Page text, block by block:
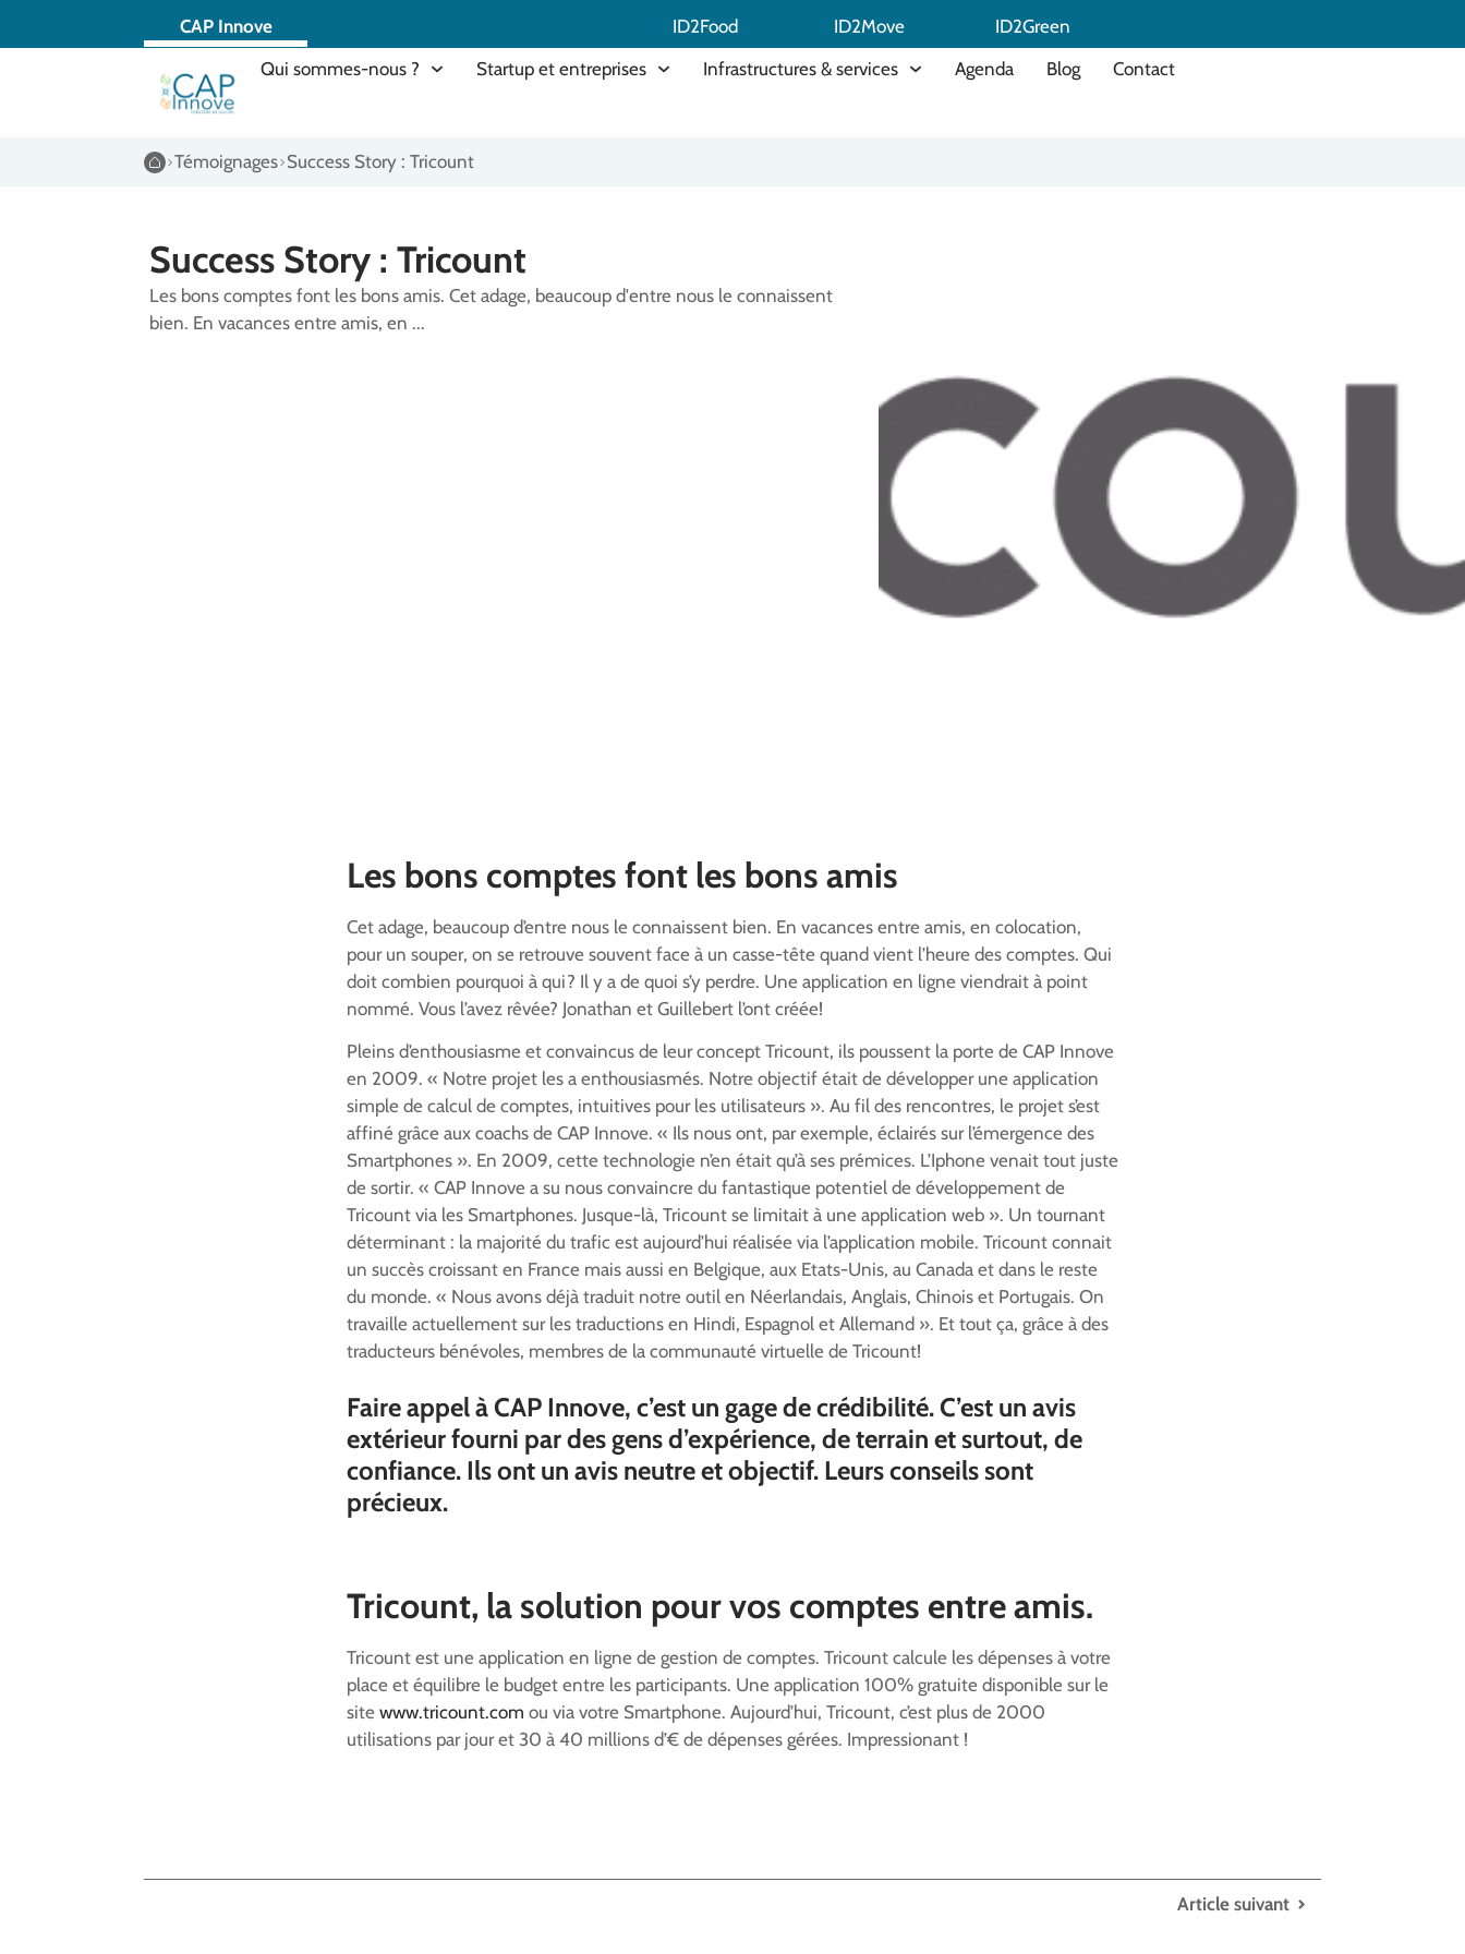
CAP Innove ID2Food ID2Move
ID2Green
Qui sommes-nous ?
Startup et entreprises Infrastructures & services Agenda Blog Contact
Témoignages Success Story : Tricount
Success Story : Tricount
Les bons comptes font les bons amis. Cet adage, beaucoup d'entre nous le connaissent
bien. En vacances entre amis, en ...
Les bons comptes font les bons amis
Cet adage, beaucoup d’entre nous le connaissent bien. En vacances entre amis, en colocation,
pour un souper, on se retrouve souvent face à un casse-tête quand vient l’heure des comptes. Qui
doit combien pourquoi à qui? Il y a de quoi s’y perdre. Une application en ligne viendrait à point
nommé. Vous l’avez rêvée? Jonathan et Guillebert l’ont créée!
Pleins d’enthousiasme et convaincus de leur concept Tricount, ils poussent la porte de CAP Innove
en 2009. « Notre projet les a enthousiasmés. Notre objectif était de développer une application
simple de calcul de comptes, intuitives pour les utilisateurs ». Au fil des rencontres, le projet s’est
affiné grâce aux coachs de CAP Innove. « Ils nous ont, par exemple, éclairés sur l’émergence des
Smartphones ». En 2009, cette technologie n’en était qu’à ses prémices. L’Iphone venait tout juste
de sortir. « CAP Innove a su nous convaincre du fantastique potentiel de développement de
Tricount via les Smartphones. Jusque-là, Tricount se limitait à une application web ». Un tournant
déterminant : la majorité du trafic est aujourd’hui réalisée via l’application mobile. Tricount connait
un succès croissant en France mais aussi en Belgique, aux Etats-Unis, au Canada et dans le reste
du monde. « Nous avons déjà traduit notre outil en Néerlandais, Anglais, Chinois et Portugais. On
travaille actuellement sur les traductions en Hindi, Espagnol et Allemand ». Et tout ça, grâce à des
traducteurs bénévoles, membres de la communauté virtuelle de Tricount!
Faire appel à CAP Innove, c’est un gage de crédibilité. C’est un avis
extérieur fourni par des gens d’expérience, de terrain et surtout, de
confiance. Ils ont un avis neutre et objectif. Leurs conseils sont
précieux.
Tricount, la solution pour vos comptes entre amis.
Tricount est une application en ligne de gestion de comptes. Tricount calcule les dépenses à votre
place et équilibre le budget entre les participants. Une application 100% gratuite disponible sur le
site www.tricount.com ou via votre Smartphone. Aujourd’hui, Tricount, c’est plus de 2000
utilisations par jour et 30 à 40 millions d’€ de dépenses gérées. Impressionant !
Article suivant